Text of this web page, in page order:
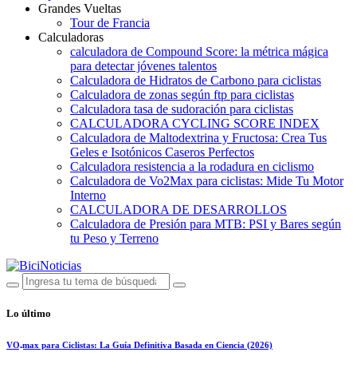
Grandes Vueltas
Tour de Francia
Calculadoras
calculadora de Compound Score: la métrica mágica
para detectar jóvenes talentos
Calculadora de Hidratos de Carbono para ciclistas
Calculadora de zonas según ftp para ciclistas
Calculadora tasa de sudoración para ciclistas
CALCULADORA CYCLING SCORE INDEX
Calculadora de Maltodextrina y Fructosa: Crea Tus
Geles e Isotónicos Caseros Perfectos
Calculadora resistencia a la rodadura en ciclismo
Calculadora de Vo2Max para ciclistas: Mide Tu Motor
Interno
CALCULADORA DE DESARROLLOS
Calculadora de Presión para MTB: PSI y Bares según
tu Peso y Terreno
Lo último
VO₂max para Ciclistas: La Guía Definitiva Basada en Ciencia (2026)